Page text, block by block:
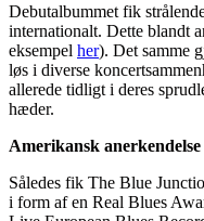
Debutalbummet fik
internationalt. Dette blandt
eksempel her). Det samme
løs i diverse
allerede tidligt i deres
hæder.
Amerikansk anerkendelse
Således fik The Blue
i form af en Real Blues